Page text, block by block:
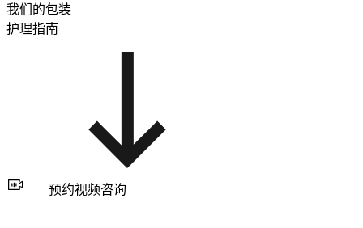
我们的包装
护理指南
预约视频咨询